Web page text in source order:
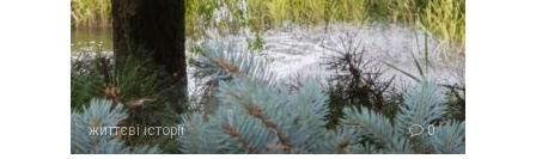
життєві історії 0